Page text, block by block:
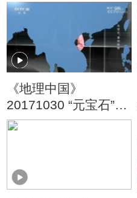
《地理中国》
20171030 “元宝石”里
的秘密